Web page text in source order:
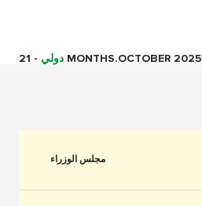
دولي - 21 MONTHS.OCTOBER 2025
مجلس الوزراء